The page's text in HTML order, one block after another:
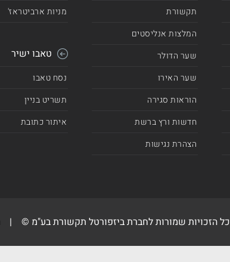
תקשורת
המלצות אנליסטים
שער הדולר
שער האירו
הוראות סגירה
חדשות ורץ ברשת
הצהרת נגישות
מניות ארביטראז'
טאבו ישיר
נסח טאבו
תשריט בניין
איתור כתובת
כל הזכויות שמורות לחברת ביזפורטל תקשורת בע"מ © |